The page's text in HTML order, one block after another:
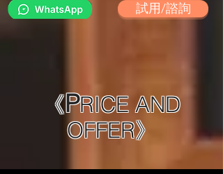
試用/諮詢
《PRICE AND
OFFER》